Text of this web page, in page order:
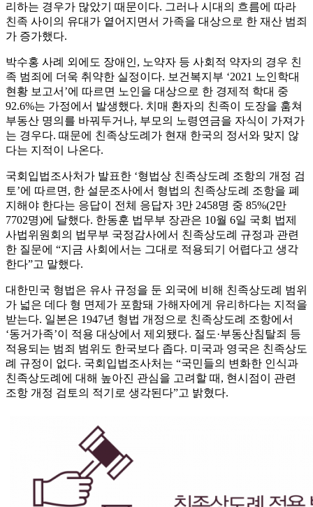
리하는 경우가 많았기 때문이다. 그러나 시대의 흐름에 따라
친족 사이의 유대가 옅어지면서 가족을 대상으로 한 재산 범죄
가 증가했다.
박수홍 사례 외에도 장애인, 노약자 등 사회적 약자의 경우 친
족 범죄에 더욱 취약한 실정이다. 보건복지부 ‘2021 노인학대
현황 보고서’에 따르면 노인을 대상으로 한 경제적 학대 중
92.6%는 가정에서 발생했다. 치매 환자의 친족이 도장을 훔쳐
부동산 명의를 바꿔두거나, 부모의 노령연금을 자식이 가져가
는 경우다. 때문에 친족상도례가 현재 한국의 정서와 맞지 않
다는 지적이 나온다.
국회입법조사처가 발표한 ‘형법상 친족상도례 조항의 개정 검
토’에 따르면, 한 설문조사에서 형법의 친족상도례 조항을 폐
지해야 한다는 응답이 전체 응답자 3만 2458명 중 85%(2만
7702명)에 달했다. 한동훈 법무부 장관은 10월 6일 국회 법제
사법위원회의 법무부 국정감사에서 친족상도례 규정과 관련
한 질문에 “지금 사회에서는 그대로 적용되기 어렵다고 생각
한다”고 말했다.
대한민국 형법은 유사 규정을 둔 외국에 비해 친족상도례 범위
가 넓은 데다 형 면제가 포함돼 가해자에게 유리하다는 지적을
받는다. 일본은 1947년 형법 개정으로 친족상도례 조항에서
‘동거가족’이 적용 대상에서 제외됐다. 절도·부동산침탈죄 등
적용되는 범죄 범위도 한국보다 좁다. 미국과 영국은 친족상도
례 규정이 없다. 국회입법조사처는 “국민들의 변화한 인식과
친족상도례에 대해 높아진 관심을 고려할 때, 현시점이 관련
조항 개정 검토의 적기로 생각된다”고 밝혔다.